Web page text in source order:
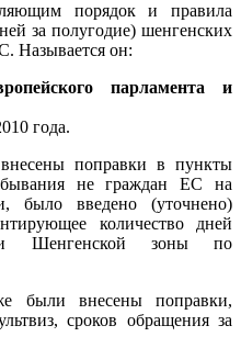
порядок и правила
за полугодие) шенгенских
Называется он:
парламента и
года.
поправки в пункты
не граждан ЕС на
было введено (уточнено)
количество дней
Шенгенской зоны по
были внесены поправки,
сроков обращения за